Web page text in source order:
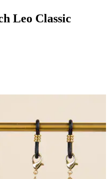
Leo Classic